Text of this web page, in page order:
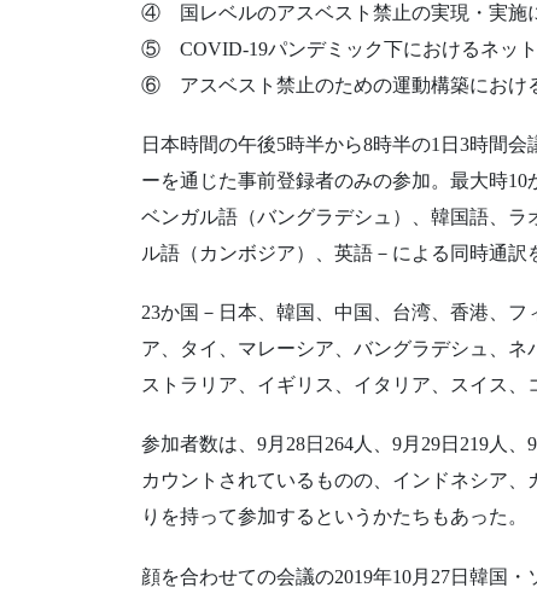
④ 国レベルのアスベスト禁止の実現・実施
⑤ COVID-19パンデミック下におけるネッ
⑥ アスベスト禁止のための運動構築におけ
日本時間の午後5時半から8時半の1日3時間
ーを通じた事前登録者のみの参加。最大時
ベンガル語（バングラデシュ）、韓国語、
ル語（カンボジア）、英語－による同時通訳
23か国－日本、韓国、中国、台湾、香港、
ア、タイ、マレーシア、バングラデシュ、
ストラリア、イギリス、イタリア、スイス、
参加者数は、9月28日264人、9月29日219人
カウントされているものの、インドネシア
りを持って参加するというかたちもあった。
顔を合わせての会議の2019年10月27日韓国